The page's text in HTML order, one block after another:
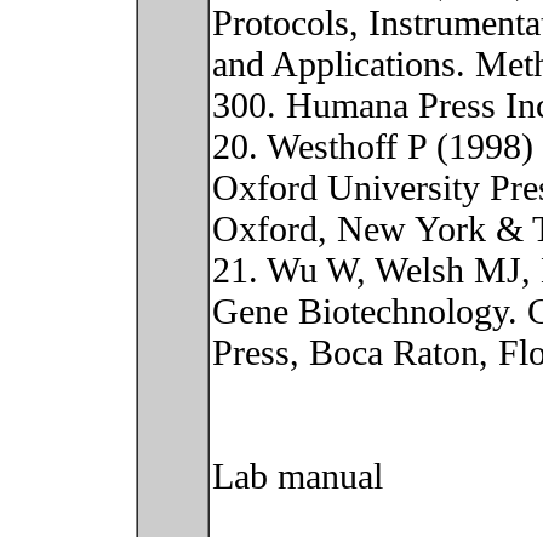
Protocols,
and Applications.
300. Humana Press
20. Westhoff P
Oxford University
Oxford, New York &
21. Wu W, Welsh
Gene Biotechnology.
Press, Boca Raton,
Lab manual